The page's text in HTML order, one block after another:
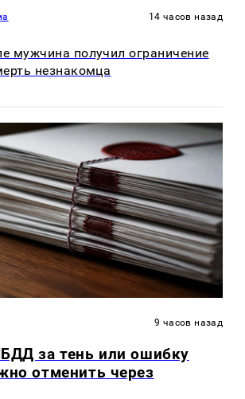
14 часов назад
мужчина получил ограничение
незнакомца
9 часов назад
за тень или ошибку
отменить через